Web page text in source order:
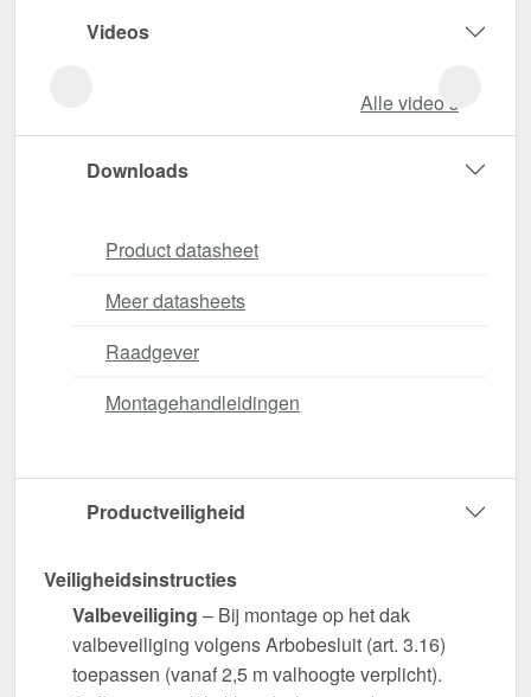
Videos
Alle video‘s
Downloads
Product datasheet
Meer datasheets
Raadgever
Montagehandleidingen
Productveiligheid
Veiligheidsinstructies
Valbeveiliging – Bij montage op het dak
valbeveiliging volgens Arbobesluit (art. 3.16)
toepassen (vanaf 2,5 m valhoogte verplicht).